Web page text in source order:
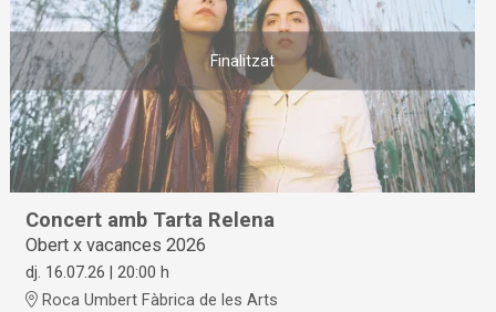
Finalitzat
Concert amb Tarta Relena
Obert x vacances 2026
dj. 16.07.26 |20:00 h
Roca Umbert Fàbrica de les Arts